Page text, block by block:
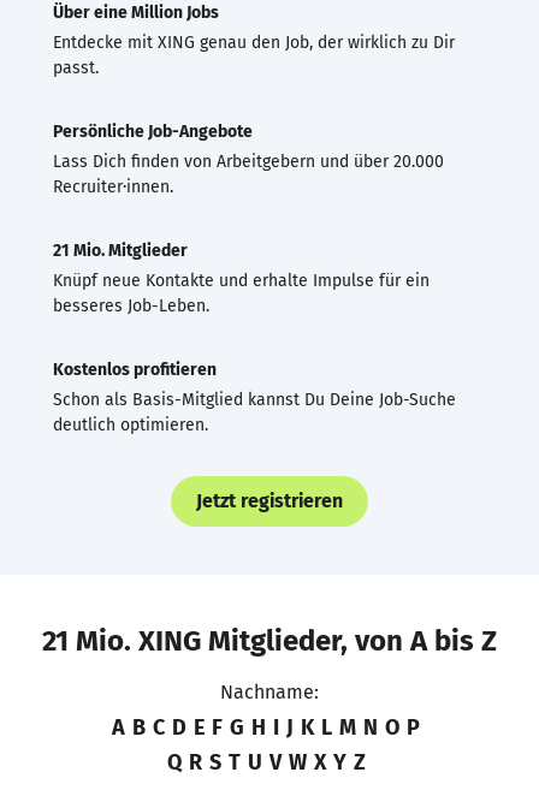
Über eine Million Jobs
Entdecke mit XING genau den Job, der wirklich zu Dir
passt.
Persönliche Job-Angebote
Lass Dich finden von Arbeitgebern und über 20.000
Recruiter·innen.
21 Mio. Mitglieder
Knüpf neue Kontakte und erhalte Impulse für ein
besseres Job-Leben.
Kostenlos profitieren
Schon als Basis-Mitglied kannst Du Deine Job-Suche
deutlich optimieren.
Jetzt registrieren
21 Mio. XING Mitglieder, von A bis Z
Nachname:
A B C D E F G H I J K L M N O P
Q R S T U V W X Y Z